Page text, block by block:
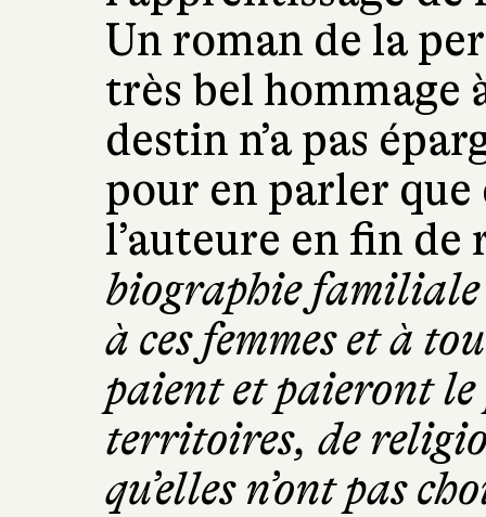
Un roman de la
très bel hommage
destin n’a pas
pour en parler que
l’auteure en fin
biographie familiale
à ces femmes et à
paient et paieront le
territoires, de
qu’elles n’ont pas